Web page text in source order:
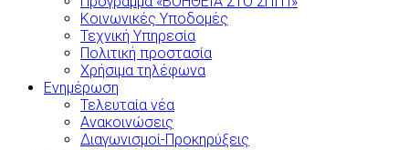
Κοινωνικές Υποδομές
Τεχνική Υπηρεσία
Πολιτική προστασία
Χρήσιμα τηλέφωνα
Ενημέρωση
Τελευταία νέα
Ανακοινώσεις
Διαγωνισμοί-Προκηρύξεις